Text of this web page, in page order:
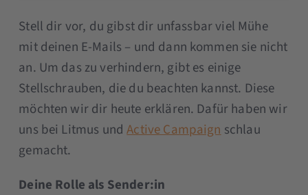
Stell dir vor, du gibst dir unfassbar viel Mühe
mit deinen E-Mails – und dann kommen sie nicht
an. Um das zu verhindern, gibt es einige
Stellschrauben, die du beachten kannst. Diese
möchten wir dir heute erklären. Dafür haben wir
uns bei Litmus undActive Campaignschlau
gemacht.
Deine Rolle als Sender:in